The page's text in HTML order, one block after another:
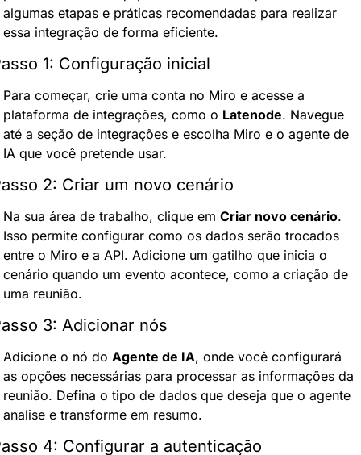
algumas etapas e práticas recomendadas para realizar
essa integração de forma eficiente.
1: Configuração inicial
Para começar, crie uma conta no Miro e acesse a
plataforma de integrações, como o Latenode. Navegue
até a seção de integrações e escolha Miro e o agente de
IA que você pretende usar.
2: Criar um novo cenário
Na sua área de trabalho, clique em Criar novo cenário.
Isso permite configurar como os dados serão trocados
entre o Miro e a API. Adicione um gatilho que inicia o
cenário quando um evento acontece, como a criação de
uma reunião.
3: Adicionar nós
Adicione o nó do Agente de IA, onde você configurará
as opções necessárias para processar as informações da
reunião. Defina o tipo de dados que deseja que o agente
analise e transforme em resumo.
4: Configurar a autenticação